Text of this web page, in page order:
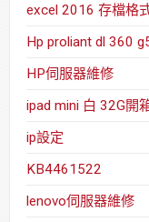
excel 2016 存檔格
Hp proliant dl 360
HP伺服器維修
ipad mini 白 32G開
ip設定
KB4461522
lenovo伺服器維修